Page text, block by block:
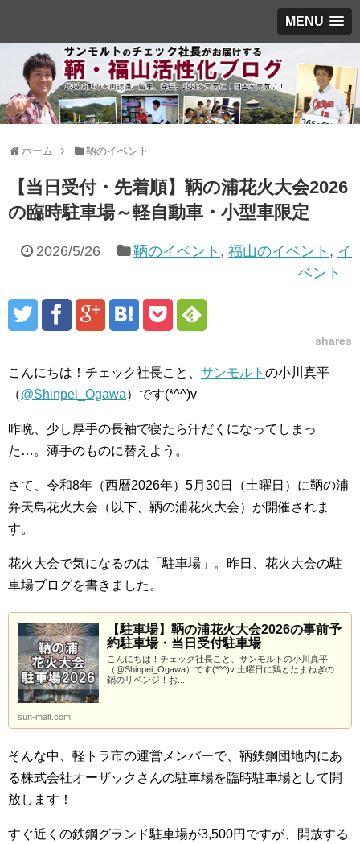
MENU
ホーム 鞆のイベント
【当日受付・先着順】鞆の浦花火大会2026
の臨時駐車場～軽自動車・小型車限定
2026/5/26 鞆のイベント , 福山のイベント , イ
ベント
shares
こんにちは！チェック社長こと、 サンモルト の小川真平
（@Shinpei_Ogawa）です(*^^)v
昨晩、少し厚手の長袖で寝たら汗だくになってしまっ
た…。薄手のものに替えよう。
さて、令和8年（西暦2026年）5月30日（土曜日）に鞆の浦
弁天島花火大会（以下、鞆の浦花火大会）が開催されま
す。
花火大会で気になるのは「駐車場」。昨日、花火大会の駐
車場ブログを書きました。
【駐車場】鞆の浦花火大会2026の事前予
約駐車場・当日受付駐車場
こんにちは！チェック社長こと、サンモルトの小川真平
（@Shinpei_Ogawa）です(*^^)v 土曜日に鶏とたまねぎの
鍋のリベンジ！お...
sun-malt.com
そんな中、軽トラ市の運営メンバーで、鞆鉄鋼団地内にあ
る株式会社オーザックさんの駐車場を臨時駐車場として開
放します！
すぐ近くの鉄鋼グランド駐車場が3,500円ですが、開放する